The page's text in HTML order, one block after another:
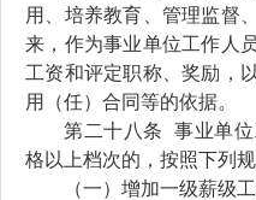
用、培养教育、管理监督
来， 作为事业单位工作人
工资和评定职称、奖励 ，
用
（任） 合同等的依据。
第二十八条
事业单
格以上档次的，按照下列规
（一）增加一级薪级工